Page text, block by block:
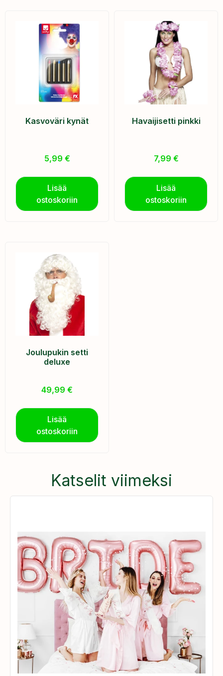
Kasvoväri kynät
5,99 €
Lisää
ostoskoriin
Havaijisetti pinkki
7,99 €
Lisää
ostoskoriin
Joulupukin setti
deluxe
49,99 €
Lisää
ostoskoriin
Katselit viimeksi